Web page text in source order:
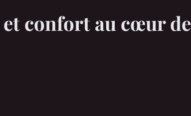
et confort au cœur de